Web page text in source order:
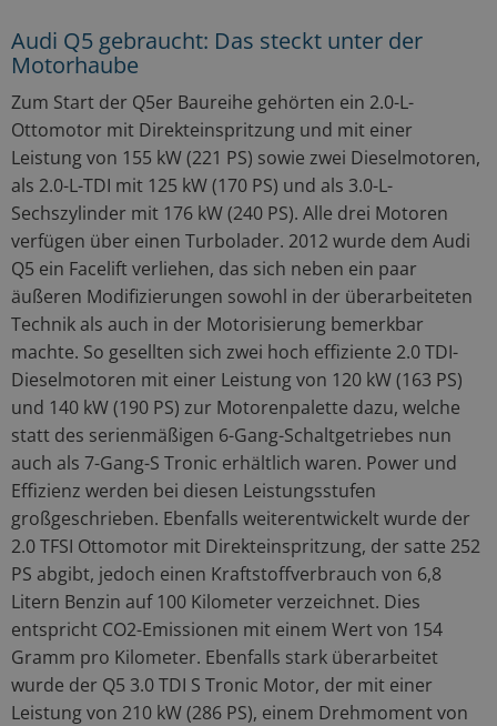
Audi Q5 gebraucht: Das steckt unter der
Motorhaube
Zum Start der Q5er Baureihe gehörten ein 2.0-L-
Ottomotor mit Direkteinspritzung und mit einer
Leistung von 155 kW (221 PS) sowie zwei Dieselmotoren,
als 2.0-L-TDI mit 125 kW (170 PS) und als 3.0-L-
Sechszylinder mit 176 kW (240 PS). Alle drei Motoren
verfügen über einen Turbolader. 2012 wurde dem Audi
Q5 ein Facelift verliehen, das sich neben ein paar
äußeren Modifizierungen sowohl in der überarbeiteten
Technik als auch in der Motorisierung bemerkbar
machte. So gesellten sich zwei hoch effiziente 2.0 TDI-
Dieselmotoren mit einer Leistung von 120 kW (163 PS)
und 140 kW (190 PS) zur Motorenpalette dazu, welche
statt des serienmäßigen 6-Gang-Schaltgetriebes nun
auch als 7-Gang-S Tronic erhältlich waren. Power und
Effizienz werden bei diesen Leistungsstufen
großgeschrieben. Ebenfalls weiterentwickelt wurde der
2.0 TFSI Ottomotor mit Direkteinspritzung, der satte 252
PS abgibt, jedoch einen Kraftstoffverbrauch von 6,8
Litern Benzin auf 100 Kilometer verzeichnet. Dies
entspricht CO2-Emissionen mit einem Wert von 154
Gramm pro Kilometer. Ebenfalls stark überarbeitet
wurde der Q5 3.0 TDI S Tronic Motor, der mit einer
Leistung von 210 kW (286 PS), einem Drehmoment von